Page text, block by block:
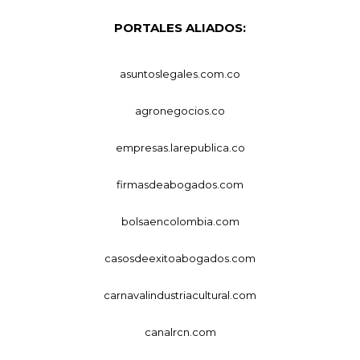
PORTALES ALIADOS:
asuntoslegales.com.co
agronegocios.co
empresas.larepublica.co
firmasdeabogados.com
bolsaencolombia.com
casosdeexitoabogados.com
carnavalindustriacultural.com
canalrcn.com